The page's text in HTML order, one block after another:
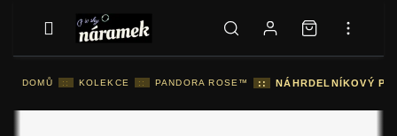
DOMŮ :: KOLEKCE :: PANDORA ROSE™ :: NÁHRDELNÍKOVÝ